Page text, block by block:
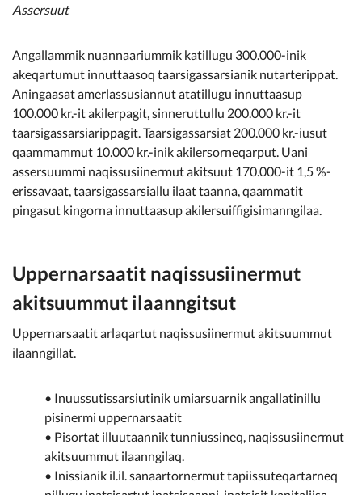
Assersuut
Angallammik nuannaariummik katillugu 300.000-inik
akeqartumut innuttaasoq taarsigassarsianik nutarterippat.
Aningaasat amerlassusiannut atatillugu innuttaasup
100.000 kr.-it akilerpagit, sinneruttullu 200.000 kr.-it
taarsigassarsiarippagit. Taarsigassarsiat 200.000 kr.-iusut
qaammammut 10.000 kr.-inik akilersorneqarput. Uani
assersuummi naqissusiinermut akitsuut 170.000-it 1,5 %-
erissavaat, taarsigassarsiallu ilaat taanna, qaammatit
pingasut kingorna innuttaasup akilersuiffigisimanngilaa.
Uppernarsaatit naqissusiinermut
akitsuummut ilaanngitsut
Uppernarsaatit arlaqartut naqissusiinermut akitsuummut
ilaanngillat.
• Inuussutissarsiutinik umiarsuarnik angallatinillu
pisinermi uppernarsaatit
• Pisortat illuutaannik tunniussineq, naqissusiinermut
akitsuummut ilaanngilaq.
• Inissianik il.il. sanaartornermut tapiissuteqartarneq